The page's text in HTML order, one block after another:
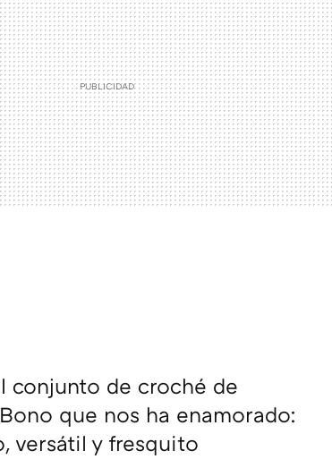
conjunto de croché de
que nos ha enamorado:
versátil y fresquito